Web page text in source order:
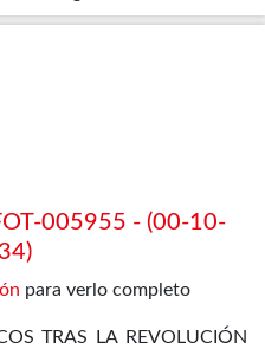
005955 - (00-10-
para verlo completo
TRAS LA REVOLUCIÓN